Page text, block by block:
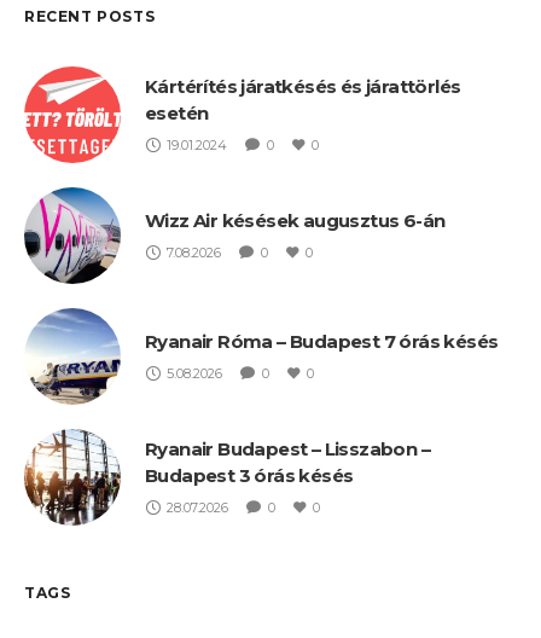
RECENT POSTS
Kártérítés járatkésés és járattörlés
esetén
19.01.2024 0 0
Wizz Air késések augusztus 6-án
7.08.2026 0 0
Ryanair Róma – Budapest 7 órás késés
5.08.2026 0 0
Ryanair Budapest – Lisszabon –
Budapest 3 órás késés
28.07.2026 0 0
TAGS